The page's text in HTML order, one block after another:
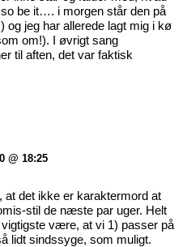
be it…. i morgen står den på
og jeg har allerede lagt mig i kø
om!). I øvrigt sang
til aften, det var faktisk
@ 18:25
at det ikke er karaktermord at
stil de næste par uger. Helt
være, at vi 1) passer på
lidt sindssyge, som muligt.